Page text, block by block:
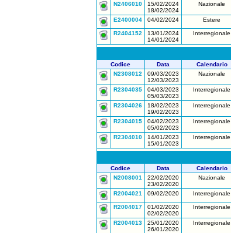
N2406010
15/02/2024
18/02/2024
Nazionale
E2400004 04/02/2024 Estere
R2404152
13/01/2024
14/01/2024
Interregionale
Codice Data Calendario
N2308012
09/03/2023
12/03/2023
Nazionale
R2304035
04/03/2023
05/03/2023
Interregionale
R2304026
18/02/2023
19/02/2023
Interregionale
R2304015
04/02/2023
05/02/2023
Interregionale
R2304010
14/01/2023
15/01/2023
Interregionale
Codice Data Calendario
N2008001
22/02/2020
23/02/2020
Nazionale
R2004021 09/02/2020 Interregionale
R2004017
01/02/2020
02/02/2020
Interregionale
R2004013
25/01/2020
26/01/2020
Interregionale